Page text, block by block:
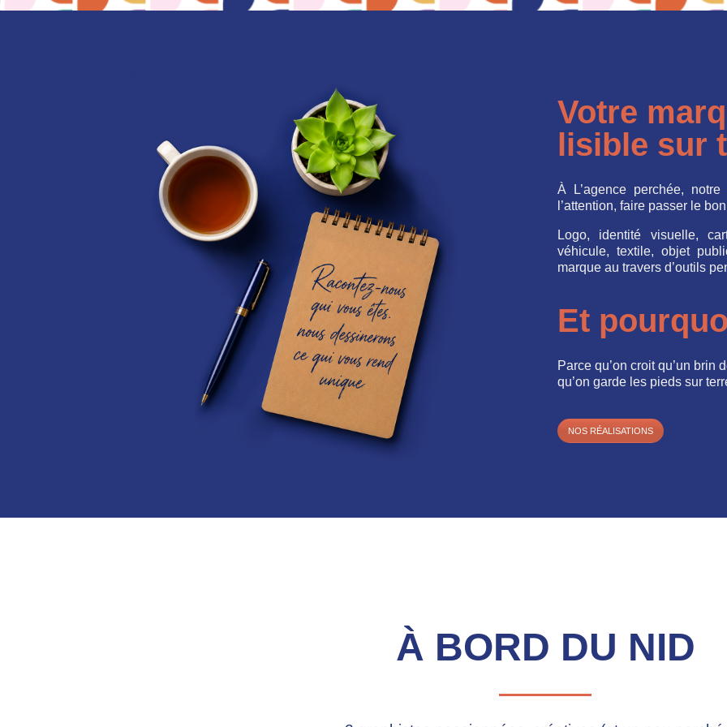
Votre
lisible sur
À L’agence perchée,
l’attention, faire passer le
Logo, identité visuelle,
véhicule, textile, objet
marque au travers d’outils
Et
Parce qu’on croit qu’un brin
qu’on garde les pieds sur
NOS RÉALISATIONS
À BORD DU NID